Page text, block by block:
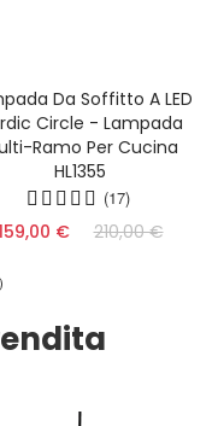
Da Soffitto A LED
Circle - Lampada
Ramo Per Cucina
HL1355
(17)
€ 210,00 €